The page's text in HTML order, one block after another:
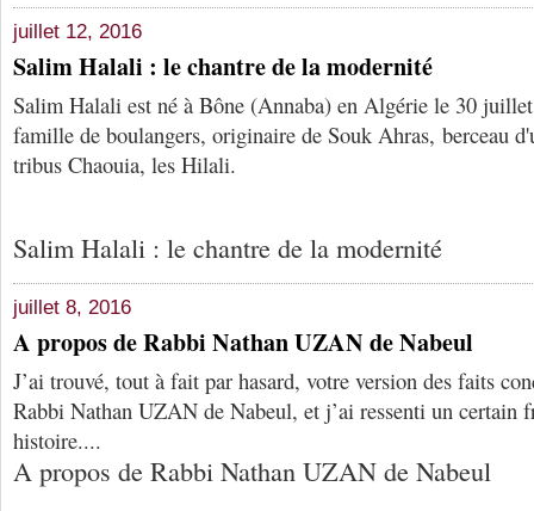
juillet 12, 2016
Salim Halali : le chantre de la modernité
Salim Halali est né à Bône (Annaba) en Algérie le 30
famille de boulangers, originaire de Souk Ahras, berceau
tribus Chaouia, les Hilali.
Salim Halali : le chantre de la modernité
juillet 8, 2016
A propos de Rabbi Nathan UZAN de Nabeul
J’ai trouvé, tout à fait par hasard, votre version des faits
Rabbi Nathan UZAN de Nabeul, et j’ai ressenti un certain
histoire....
A propos de Rabbi Nathan UZAN de Nabeul